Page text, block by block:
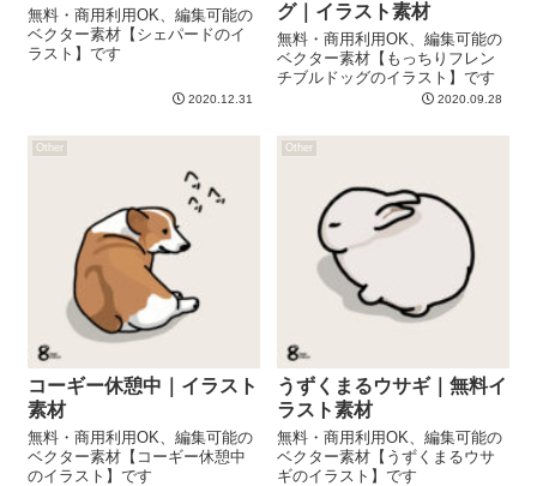
無料・商用利用OK、編集可能の
ベクター素材【シェパードのイ
ラスト】です
2020.12.31
グ｜イラスト素材
無料・商用利用OK、編集可能の
ベクター素材【もっちりフレン
チブルドッグのイラスト】です
2020.09.28
Other
コーギー休憩中｜イラスト
素材
無料・商用利用OK、編集可能の
ベクター素材【コーギー休憩中
のイラスト】です
Other
うずくまるウサギ｜無料イ
ラスト素材
無料・商用利用OK、編集可能の
ベクター素材【うずくまるウサ
ギのイラスト】です